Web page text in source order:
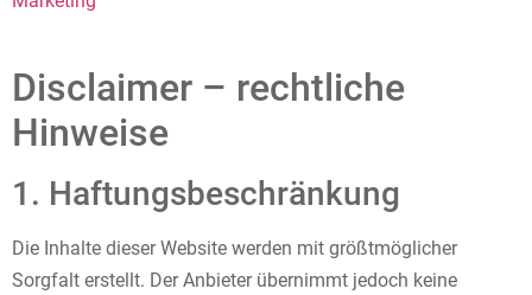
Disclaimer – rechtliche
Hinweise
1. Haftungsbeschränkung
Die Inhalte dieser Website werden mit größtmöglicher
Sorgfalt erstellt. Der Anbieter übernimmt jedoch keine